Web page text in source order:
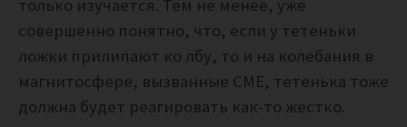
только изучается. Тем не менее, уже
совершенно понятно, что, если у тетеньки
ложки прилипают ко лбу, то и на колебания в
магнитосфере, вызванные CME, тетенька тоже
должна будет реагировать как-то жестко.